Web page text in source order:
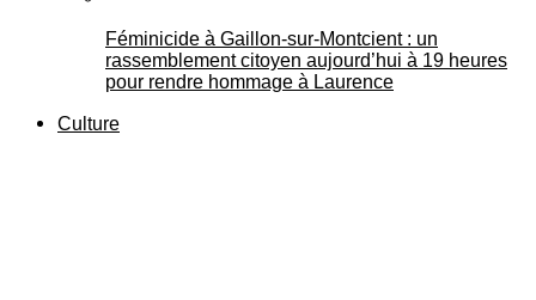
Féminicide à Gaillon‑sur‑Montcient : un
rassemblement citoyen aujourd’hui à 19 heures
pour rendre hommage à Laurence
Culture